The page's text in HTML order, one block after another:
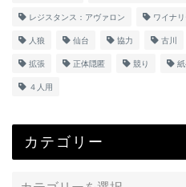
レジスタンス：アヴァロン ワイナ
人狼 仙台 協力 古川
拡張 正体隠匿 競り
４人用
カテゴリー